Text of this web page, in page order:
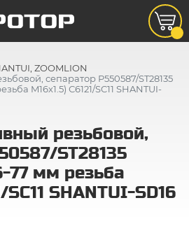
ZOOMLION
сепаратор Р550587/ST28135
M16х1.5) С6121/SC11 SHANTUI-
резьбовой,
ST28135
77 мм резьба
SC11 SHANTUI-SD16